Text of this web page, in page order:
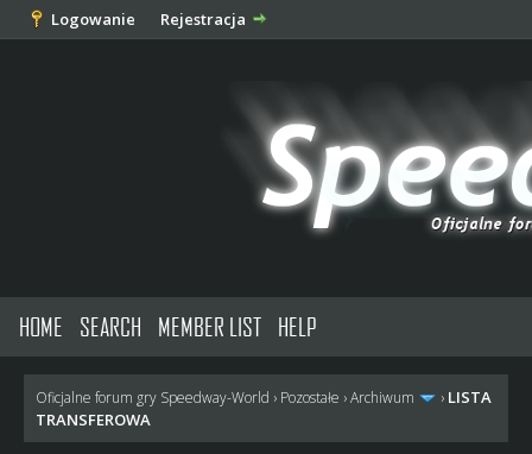
Logowanie Rejestracja
HOME SEARCH MEMBER LIST HELP
Oficjalne forum gry Speedway-World › Pozostałe ›Archiwum › LISTA
TRANSFEROWA